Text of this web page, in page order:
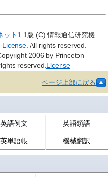
ット 1.1版 (C) 情報通信研究機
License . All rights reserved.
2006 by Princeton
reserved. License
ページ上部に戻る
英語例文 英語類語
英単語帳 機械翻訳